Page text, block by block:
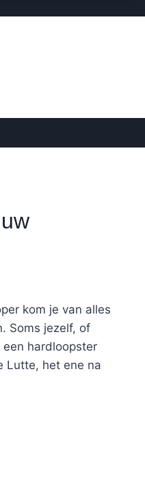
kom je van alles
Soms jezelf, of
een hardloopster
Lutte, het ene na